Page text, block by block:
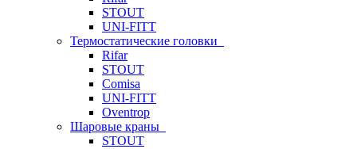
STOUT
UNI-FITT
Термостатические головки
Rifar
STOUT
Comisa
UNI-FITT
Oventrop
Шаровые краны
STOUT